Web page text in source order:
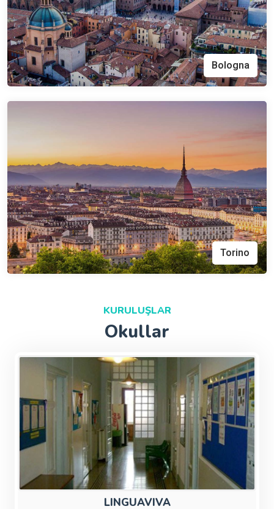
Bologna
Torino
KURULUŞLAR
Okullar
LINGUAVIVA